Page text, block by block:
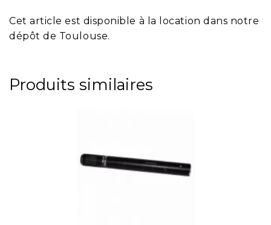
Cet article est disponible à la location dans notre
dépôt de Toulouse.
Produits similaires